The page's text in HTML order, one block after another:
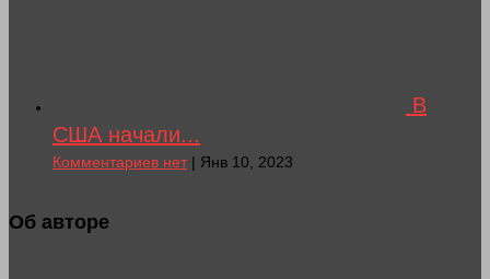
В
США начали...
Комментариев нет| Янв 10, 2023
Об авторе